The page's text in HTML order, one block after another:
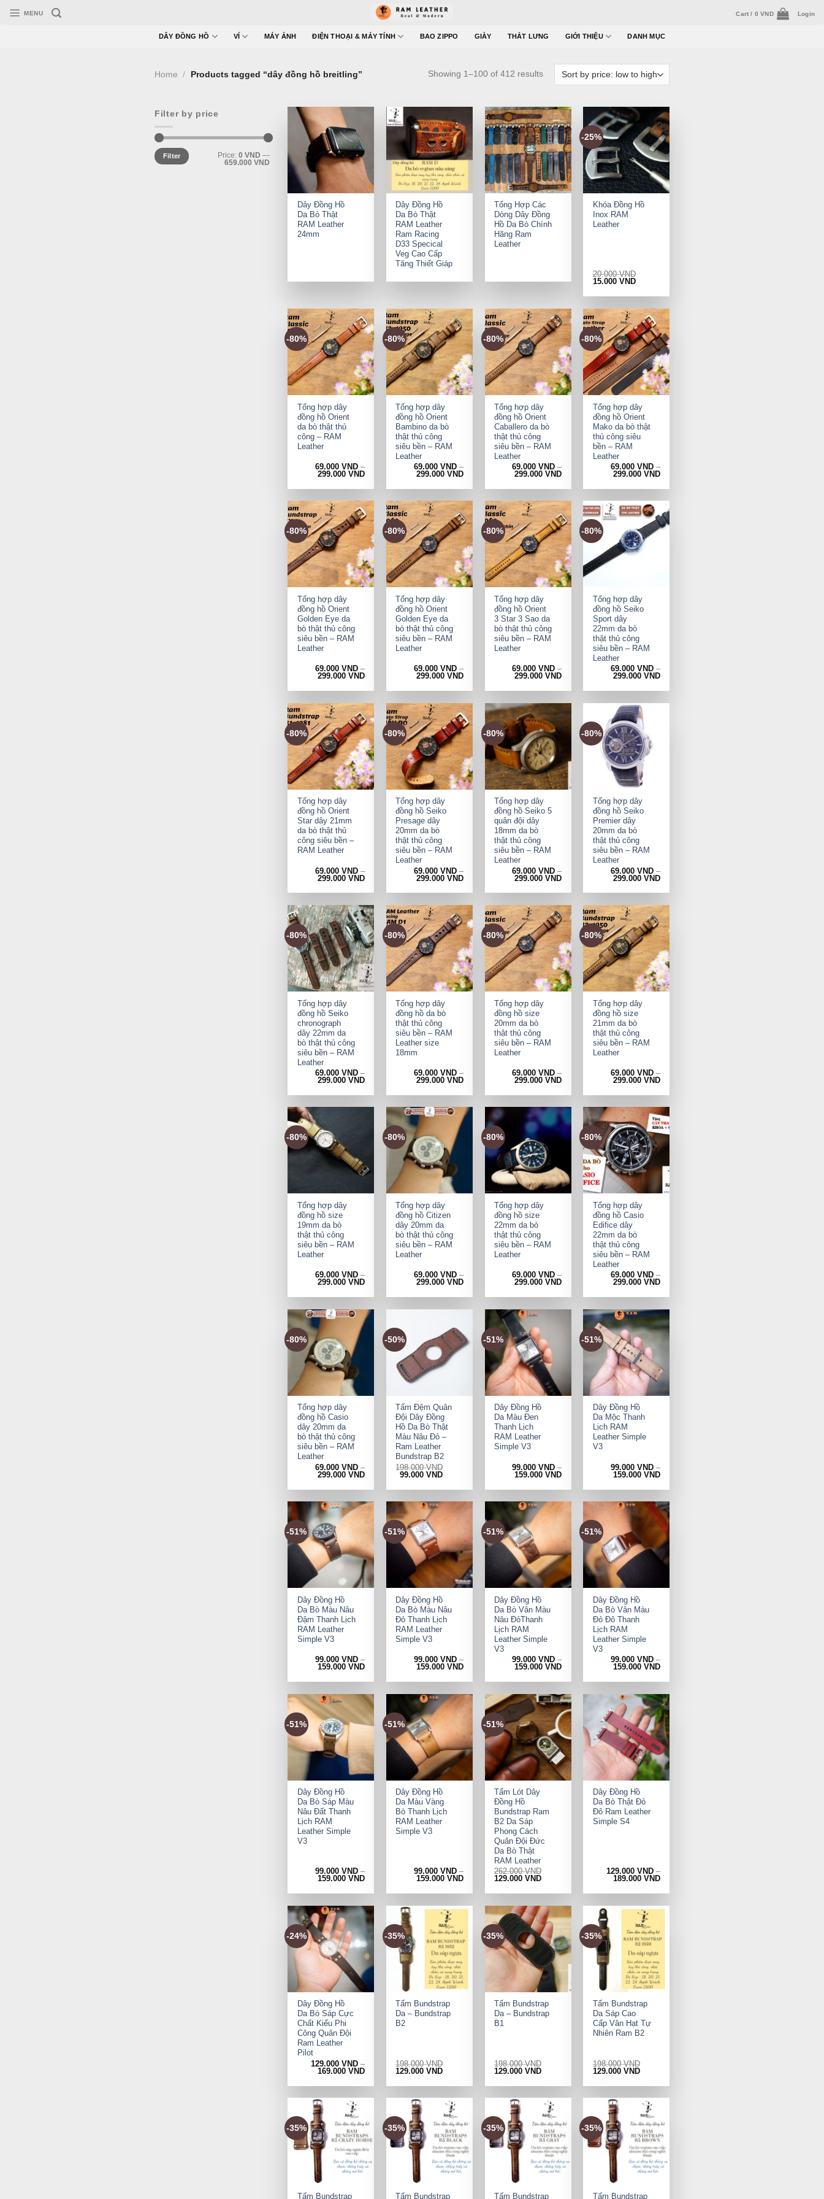
MENU Cart / 0VND Login
DÂY ĐỒNG HỒ VÍ MÁY ẢNH ĐIỆN THOẠI & MÁY TÍNH BAO ZIPPO GIÀY THẮT LƯNG GIỚI THIỆU DANH MỤC
Home / Products tagged “dây đồng hồ breitling” Showing 1–100 of 412 results
Filter by price
Min
price
Max
priceFilter Price: 0 VND —
659.000 VND
+
Dây Đồng Hồ
Da Bò Thật
RAM Leather
24mm
+
Dây Đồng Hồ
Da Bò Thật
RAM Leather
Ram Racing
D33 Specical
Veg Cao Cấp
Tăng Thiết Giáp
+
Tổng Hợp Các
Dòng Dây Đồng
Hồ Da Bò Chính
Hãng Ram
Leather
-25%
+
Khóa Đồng Hồ
Inox RAM
Leather
20.000VND
Original
was:
15.000 VNDCurrent
is:
-80%
Tổng hợp dây
đồng hồ Orient
da bò thật thủ
công – RAM
Leather
69.000 VND–
299.000 VND
-80%
+
Tổng hợp dây
đồng hồ Orient
Bambino da bò
thật thủ công
siêu bền – RAM
Leather
69.000 VND–
299.000 VND
-80%
+
Tổng hợp dây
đồng hồ Orient
Caballero da bò
thật thủ công
siêu bền – RAM
Leather
69.000VND –
299.000VND
-80%
+
Tổng hợp dây
đồng hồ Orient
Mako da bò thật
thủ công siêu
bền – RAM
Leather
69.000 VND–
299.000 VND
-80%
Tổng hợp dây
đồng hồ Orient
Golden Eye da
bò thật thủ công
siêu bền – RAM
Leather
69.000 VND–
299.000 VND
-80%
+
Tổng hợp dây
đồng hồ Orient
Golden Eye da
bò thật thủ công
siêu bền – RAM
Leather
69.000 VND–
299.000 VND
-80%
+
Tổng hợp dây
đồng hồ Orient
3 Star 3 Sao da
bò thật thủ công
siêu bền – RAM
Leather
69.000VND –
299.000VND
-80%
Tổng hợp dây
đồng hồ Seiko
Sport dây
22mm da bò
thật thủ công
siêu bền – RAM
Leather
69.000 VND–
299.000 VND
-80%
+
Tổng hợp dây
đồng hồ Orient
Star dây 21mm
da bò thật thủ
công siêu bền –
RAM Leather
69.000 VND–
299.000 VND
-80%
+
Tổng hợp dây
đồng hồ Seiko
Presage dây
20mm da bò
thật thủ công
siêu bền – RAM
Leather
69.000 VND–
299.000 VND
-80%
+
Tổng hợp dây
đồng hồ Seiko 5
quân đội dây
18mm da bò
thật thủ công
siêu bền – RAM
Leather
69.000VND –
299.000VND
-80%
Tổng hợp dây
đồng hồ Seiko
Premier dây
20mm da bò
thật thủ công
siêu bền – RAM
Leather
69.000 VND–
299.000 VND
-80%
+
Tổng hợp dây
đồng hồ Seiko
chronograph
dây 22mm da
bò thật thủ công
siêu bền – RAM
Leather
69.000 VND–
299.000 VND
-80%
+
Tổng hợp dây
đồng hồ da bò
thật thủ công
siêu bền – RAM
Leather size
18mm
69.000 VND–
299.000 VND
-80%
+
Tổng hợp dây
đồng hồ size
20mm da bò
thật thủ công
siêu bền – RAM
Leather
69.000VND –
299.000VND
-80%
+
Tổng hợp dây
đồng hồ size
21mm da bò
thật thủ công
siêu bền – RAM
Leather
69.000 VND–
299.000 VND
-80%
Tổng hợp dây
đồng hồ size
19mm da bò
thật thủ công
siêu bền – RAM
Leather
69.000 VND–
299.000 VND
-80%
Tổng hợp dây
đồng hồ Citizen
dây 20mm da
bò thật thủ công
siêu bền – RAM
Leather
69.000 VND–
299.000 VND
-80%
+
Tổng hợp dây
đồng hồ size
22mm da bò
thật thủ công
siêu bền – RAM
Leather
69.000VND –
299.000VND
-80%
+
Tổng hợp dây
đồng hồ Casio
Edifice dây
22mm da bò
thật thủ công
siêu bền – RAM
Leather
69.000 VND–
299.000 VND
-80%
Tổng hợp dây
đồng hồ Casio
dây 20mm da
bò thật thủ công
siêu bền – RAM
Leather
69.000 VND–
299.000 VND
-50%
Tấm Đệm Quân
Đội Dây Đồng
Hồ Da Bò Thật
Màu Nâu Đỏ –
Ram Leather
Bundstrap B2
198.000VND
Original
was:
99.000VNDCurrent
is:
-51%
+
Dây Đồng Hồ
Da Màu Đen
Thanh Lịch
RAM Leather
Simple V3
99.000VND –
159.000VND
-51%
+
Dây Đồng Hồ
Da Mộc Thanh
Lịch RAM
Leather Simple
V3
99.000 VND–
159.000 VND
-51%
Dây Đồng Hồ
Da Bò Màu Nâu
Đậm Thanh Lịch
RAM Leather
Simple V3
99.000 VND–
159.000 VND
-51%
Dây Đồng Hồ
Da Bò Màu Nâu
Đỏ Thanh Lịch
RAM Leather
Simple V3
99.000 VND–
159.000 VND
-51%
Dây Đồng Hồ
Da Bò Vân Màu
Nâu ĐỏThanh
Lịch RAM
Leather Simple
V3
99.000VND –
159.000VND
-51%
+
Dây Đồng Hồ
Da Bò Vân Màu
Đỏ Đô Thanh
Lịch RAM
Leather Simple
V3
99.000 VND–
159.000 VND
-51%
Dây Đồng Hồ
Da Bò Sáp Màu
Nâu Đất Thanh
Lịch RAM
Leather Simple
V3
99.000 VND–
159.000 VND
-51%
Dây Đồng Hồ
Da Màu Vàng
Bò Thanh Lịch
RAM Leather
Simple V3
99.000 VND–
159.000 VND
-51%
+
Tấm Lót Dây
Đồng Hồ
Bundstrap Ram
B2 Da Sáp
Phong Cách
Quân Đội Đức
Da Bò Thật
RAM Leather
262.000VND
Original
was:
129.000 VNDCurrent
is:
Dây Đồng Hồ
Da Bò Thật Đỏ
Đô Ram Leather
Simple S4
129.000 VND–
189.000 VND
-24%
+
Dây Đồng Hồ
Da Bò Sáp Cực
Chất Kiểu Phi
Công Quân Đội
Ram Leather
Pilot
129.000 VND–
169.000 VND
-35%
Tấm Bundstrap
Da – Bundstrap
B2
198.000VND
Original
was:
129.000VNDCurrent
is:
-35%
Tấm Bundstrap
Da – Bundstrap
B1
198.000VND
Original
was:
129.000 VNDCurrent
is:
-35%
+
Tấm Bundstrap
Da Sáp Cao
Cấp Vân Hạt Tự
Nhiên Ram B2
198.000VND
Original
was:
129.000 VNDCurrent
is:
-35%
Tấm Bundstrap
-35%
Tấm Bundstrap
-35%
Tấm Bundstrap
-35%
Tấm Bundstrap